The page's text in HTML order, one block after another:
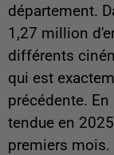
département.
1,27 million
différents
qui est
précédente.
tendue en
premiers mois.